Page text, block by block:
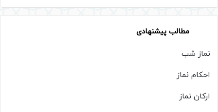
مطالب پیشنهادی
نماز شب
احکام نماز
ارکان نماز